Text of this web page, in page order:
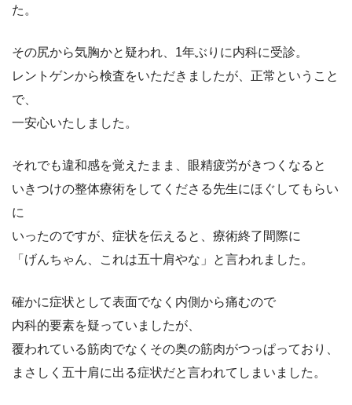
た。
その尻から気胸かと疑われ、1年ぶりに内科に受診。
レントゲンから検査をいただきましたが、正常ということ
で、
一安心いたしました。
それでも違和感を覚えたまま、眼精疲労がきつくなると
いきつけの整体療術をしてくださる先生にほぐしてもらい
に
いったのですが、症状を伝えると、療術終了間際に
「げんちゃん、これは五十肩やな」と言われました。
確かに症状として表面でなく内側から痛むので
内科的要素を疑っていましたが、
覆われている筋肉でなくその奥の筋肉がつっぱっており、
まさしく五十肩に出る症状だと言われてしまいました。